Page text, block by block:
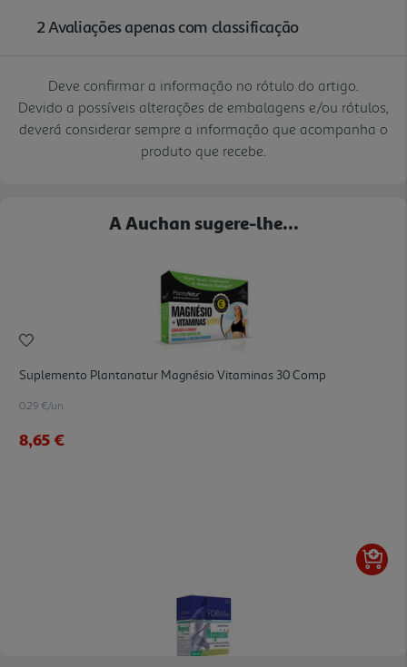
Deve confirmar a informação no rótulo do artigo.
Devido a possíveis alterações de embalagens e/ou rótulos,
deverá considerar sempre a informação que acompanha o
produto que recebe.
A Auchan sugere-lhe...
Suplemento Plantanatur Magnésio Vitaminas 30 Comp
0.29 €/un
8,65 €